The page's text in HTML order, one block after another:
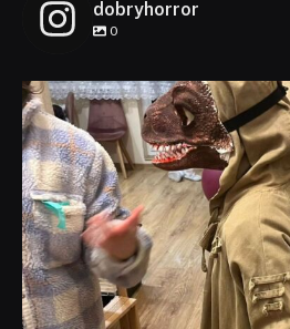
dobryhorror
0
dobryhorror
Lis 1